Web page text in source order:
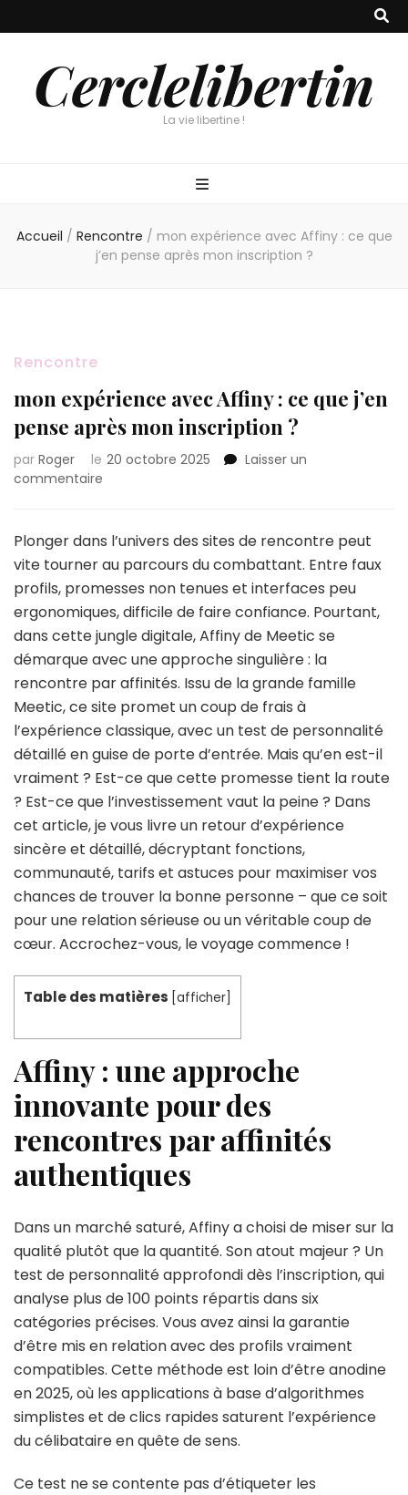
Cerclelibertin
La vie libertine !
Accueil / Rencontre / mon expérience avec Affiny : ce que
j’en pense après mon inscription ?
Rencontre
mon expérience avec Affiny : ce que j’en
pense après mon inscription ?
par Roger le 20 octobre 2025
Laisser un
commentaire
avec
:
ce
que
j’en
pense
après
mon
inscription
?
Plonger dans l’univers des sites de rencontre peut
vite tourner au parcours du combattant. Entre faux
profils, promesses non tenues et interfaces peu
ergonomiques, difficile de faire confiance. Pourtant,
dans cette jungle digitale, Affiny de Meetic se
démarque avec une approche singulière : la
rencontre par affinités. Issu de la grande famille
Meetic, ce site promet un coup de frais à
l’expérience classique, avec un test de personnalité
détaillé en guise de porte d’entrée. Mais qu’en est-il
vraiment ? Est-ce que cette promesse tient la route
? Est-ce que l’investissement vaut la peine ? Dans
cet article, je vous livre un retour d’expérience
sincère et détaillé, décryptant fonctions,
communauté, tarifs et astuces pour maximiser vos
chances de trouver la bonne personne – que ce soit
pour une relation sérieuse ou un véritable coup de
cœur. Accrochez-vous, le voyage commence !
Table des matières [afficher]
Affiny : une approche
innovante pour des
rencontres par affinités
authentiques
Dans un marché saturé, Affiny a choisi de miser sur la
qualité plutôt que la quantité. Son atout majeur ? Un
test de personnalité approfondi dès l’inscription, qui
analyse plus de 100 points répartis dans six
catégories précises. Vous avez ainsi la garantie
d’être mis en relation avec des profils vraiment
compatibles. Cette méthode est loin d’être anodine
en 2025, où les applications à base d’algorithmes
simplistes et de clics rapides saturent l’expérience
du célibataire en quête de sens.
Ce test ne se contente pas d’étiqueter les